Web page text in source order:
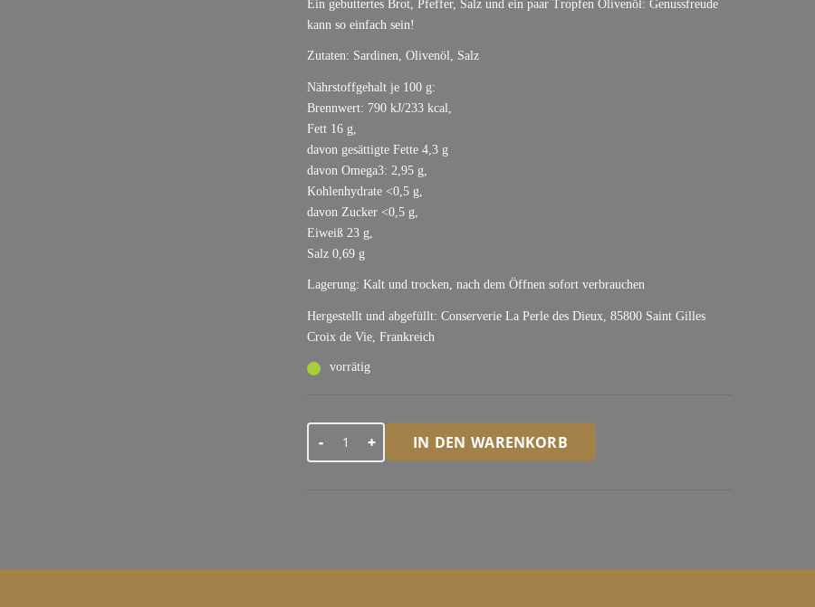
Ein gebuttertes Brot, Pfeffer, Salz und ein paar Tropfen Olivenöl: Genussfreude
kann so einfach sein!
Zutaten: Sardinen, Olivenöl, Salz
Nährstoffgehalt je 100 g:
Brennwert: 790 kJ/233 kcal,
Fett 16 g,
davon gesättigte Fette 4,3 g
davon Omega3: 2,95 g,
Kohlenhydrate <0,5 g,
davon Zucker <0,5 g,
Eiweiß 23 g,
Salz 0,69 g
Lagerung: Kalt und trocken, nach dem Öffnen sofort verbrauchen
Hergestellt und abgefüllt: Conserverie La Perle des Dieux, 85800 Saint Gilles
Croix de Vie, Frankreich
vorrätig
IN DEN WARENKORB